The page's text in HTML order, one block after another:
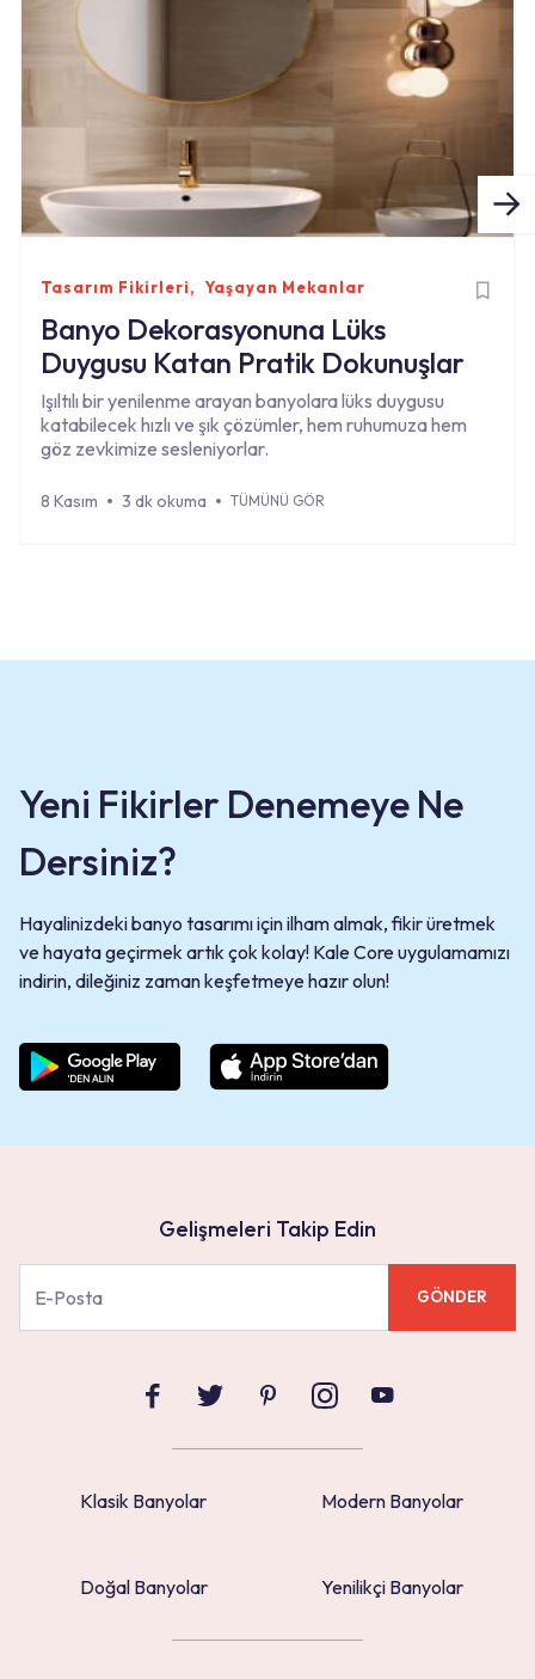
Tasarım Fikirleri Yaşayan Mekanlar
Banyo Dekorasyonuna Lüks
Duygusu Katan Pratik Dokunuşlar
Işıltılı bir yenilenme arayan banyolara lüks duygusu
katabilecek hızlı ve şık çözümler, hem ruhumuza hem
göz zevkimize sesleniyorlar.
8 Kasım 3 dk okuma TÜMÜNÜ GÖR
Yeni Fikirler Denemeye Ne
Dersiniz?
Hayalinizdeki banyo tasarımı için ilham almak, fikir üretmek
ve hayata geçirmek artık çok kolay! Kale Core uygulamamızı
indirin, dileğiniz zaman keşfetmeye hazır olun!
Klasik Banyolar Modern Banyolar
Doğal Banyolar Yenilikçi Banyolar
Gelişmeleri Takip Edin
GÖNDER